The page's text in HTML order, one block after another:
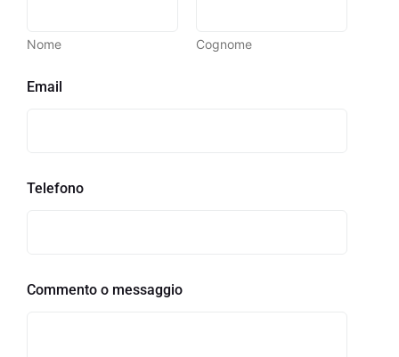
Nome Cognome
Email
Telefono
Commento o messaggio